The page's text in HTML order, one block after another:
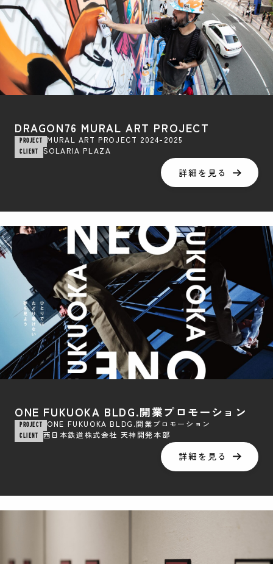
DRAGON76 MURAL ART PROJECT
PROJECT MURAL ART PROJECT 2024-2025
CLIENT SOLARIA PLAZA
詳細を見る
ONE FUKUOKA BLDG.開業プロモーション
PROJECT ONE FUKUOKA BLDG.開業プロモーション
CLIENT 西日本鉄道株式会社 天神開発本部
詳細を見る